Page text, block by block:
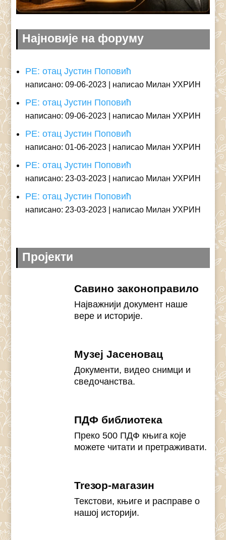
Најновије на форуму
РЕ: отац Јустин Поповић
написано: 09-06-2023 написао Милан УХРИН
РЕ: отац Јустин Поповић
написано: 09-06-2023 написао Милан УХРИН
РЕ: отац Јустин Поповић
написано: 01-06-2023 написао Милан УХРИН
РЕ: отац Јустин Поповић
написано: 23-03-2023 написао Милан УХРИН
РЕ: отац Јустин Поповић
написано: 23-03-2023 написао Милан УХРИН
Пројекти
Савино законоправило
Најважнији документ наше
вере и историје.
Музеј Јасеновац
Документи, видео снимци и
сведочанства.
ПДФ библиотека
Преко 500 ПДФ књига које
можете читати и претраживати.
Treзор-магазин
Текстови, књиге и расправе о
нашој историји.